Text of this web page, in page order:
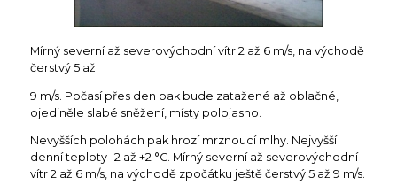
Mírný severní až severovýchodní vítr 2 až 6 m/s, na východě
čerstvý 5 až
9 m/s. Počasí přes den pak bude zatažené až oblačné,
ojediněle slabé sněžení, místy polojasno.
Nevyšších polohách pak hrozí mrznoucí mlhy. Nejvyšší
denní teploty -2 až +2 °C. Mírný severní až severovýchodní
vítr 2 až 6 m/s, na východě zpočátku ještě čerstvý 5 až 9 m/s.